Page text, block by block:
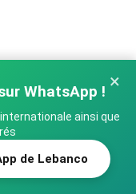
TWEET
×
WhatsApp !
ainsi que
de Lebanco